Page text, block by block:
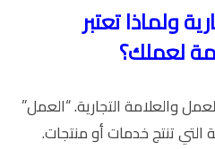
ولماذا تعتبر
لعملك؟
والعلامة التجارية. “العمل”
تنتج خدمات أو منتجات.